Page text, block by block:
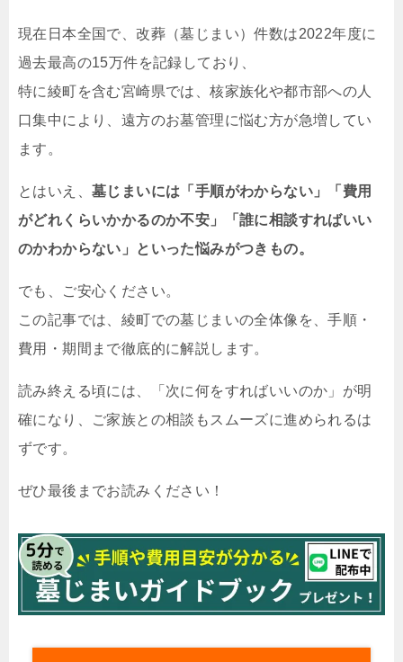
現在日本全国で、改葬（墓じまい）件数は2022年度に
過去最高の15万件を記録しており、
特に綾町を含む宮崎県では、核家族化や都市部への人
口集中により、遠方のお墓管理に悩む方が急増してい
ます。
とはいえ、 墓じまいには「手順がわからない」「費用
がどれくらいかかるのか不安」「誰に相談すればいい
のかわからない」といった悩みがつきもの。
でも、ご安心ください。
この記事では、綾町での墓じまいの全体像を、手順・
費用・期間まで徹底的に解説します。
読み終える頃には、「次に何をすればいいのか」が明
確になり、ご家族との相談もスムーズに進められるは
ずです。
ぜひ最後までお読みください！